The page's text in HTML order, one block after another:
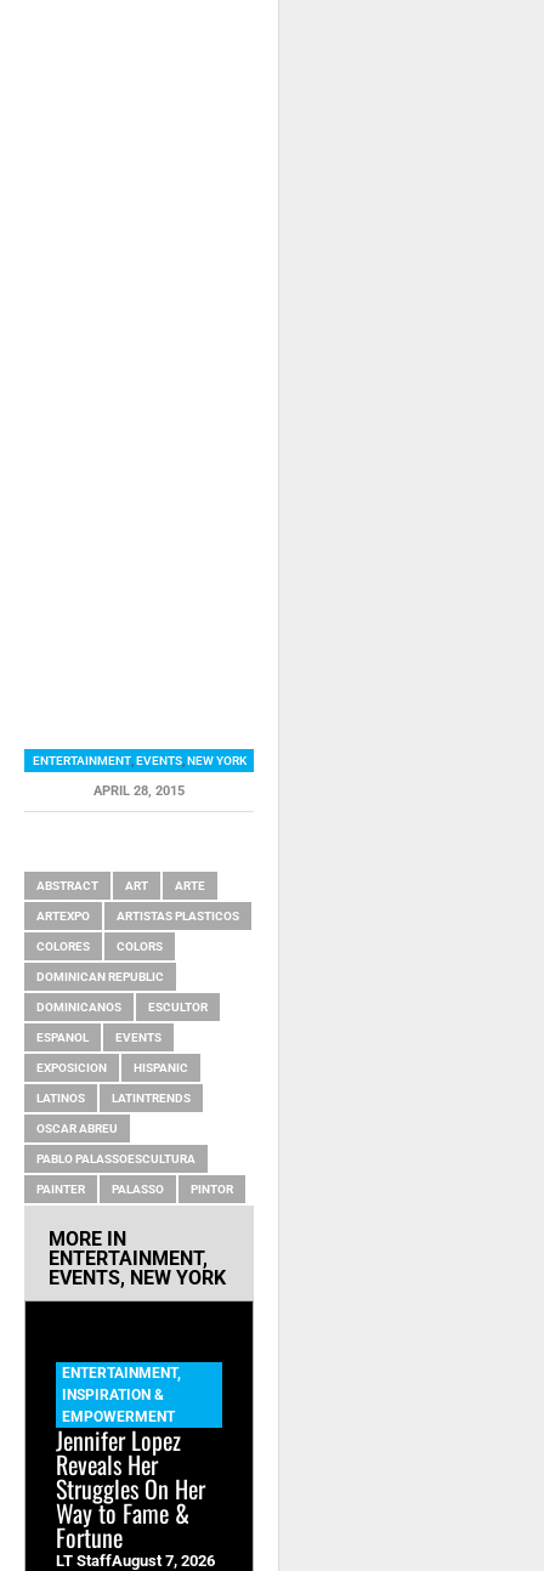
ENTERTAINMENT,EVENTS,NEW YORK
APRIL 28, 2015
ABSTRACT ART ARTE
ARTEXPO ARTISTAS PLASTICOS
COLORES COLORS
DOMINICAN REPUBLIC
DOMINICANOS ESCULTOR
ESPANOL EVENTS
EXPOSICION HISPANIC
LATINOS LATINTRENDS
OSCAR ABREU
PABLO PALASSOESCULTURA
PAINTER PALASSO PINTOR
MORE IN
ENTERTAINMENT,
EVENTS, NEW YORK
ENTERTAINMENT,
INSPIRATION &
EMPOWERMENT
Jennifer Lopez
Reveals Her
Struggles On Her
Way to Fame &
Fortune
LT StaffAugust 7, 2026